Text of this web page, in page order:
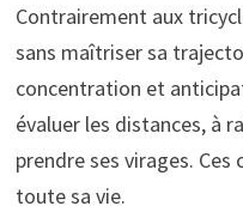
Contrairement aux
sans maîtriser sa
concentration et
évaluer les distances, à
prendre ses virages.
toute sa vie.